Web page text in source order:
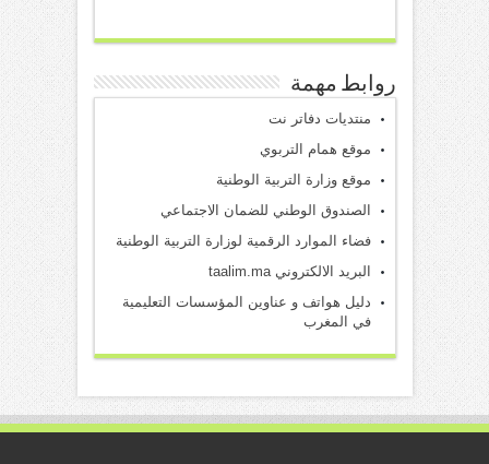
روابط مهمة
منتديات دفاتر نت
موقع همام التربوي
موقع وزارة التربية الوطنية
الصندوق الوطني للضمان الاجتماعي
فضاء الموارد الرقمية لوزارة التربية الوطنية
البريد الالكتروني taalim.ma
دليل هواتف و عناوين المؤسسات التعليمية
في المغرب